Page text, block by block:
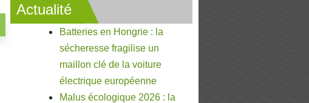
Actualité
Batteries en Hongrie : la
sécheresse fragilise un
maillon clé de la voiture
électrique européenne
Malus écologique 2026 : la